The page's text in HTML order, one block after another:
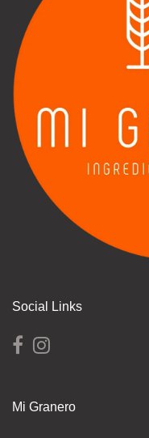
Social Links
Mi Granero